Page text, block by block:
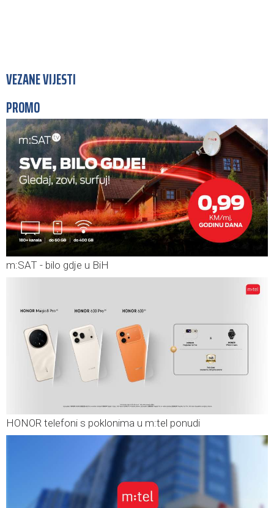
VEZANE VIJESTI
PROMO
m:SAT - bilo gdje u BiH
HONOR telefoni s poklonima u m:tel ponudi